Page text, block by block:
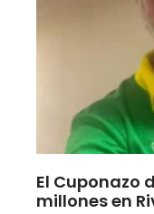
El Cuponazo
millones en